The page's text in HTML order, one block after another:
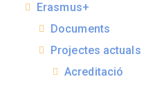
Erasmus+
Documents
Projectes actuals
Acreditació